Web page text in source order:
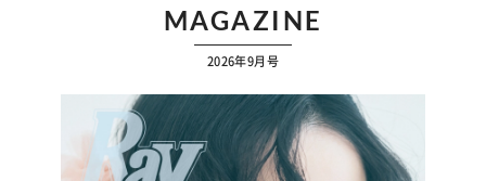
MAGAZINE
2026年9月号